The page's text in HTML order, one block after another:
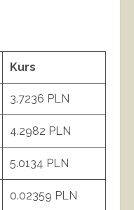
Kurs
3.7236 PLN
4.2982 PLN
5.0134 PLN
0.02359 PLN